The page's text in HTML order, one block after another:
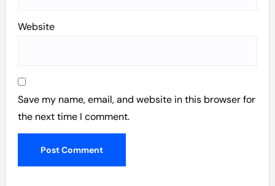
Website
Save my name, email, and website in this browser for
the next time I comment.